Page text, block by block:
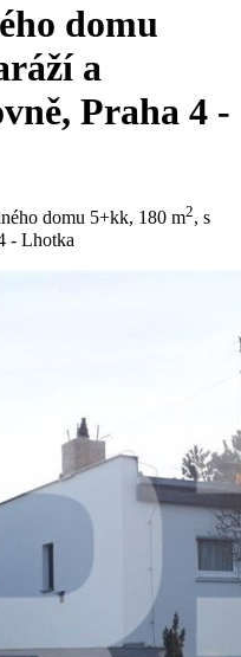
domu
a
Praha 4 -
domu 5+kk, 180 m2, s
- Lhotka